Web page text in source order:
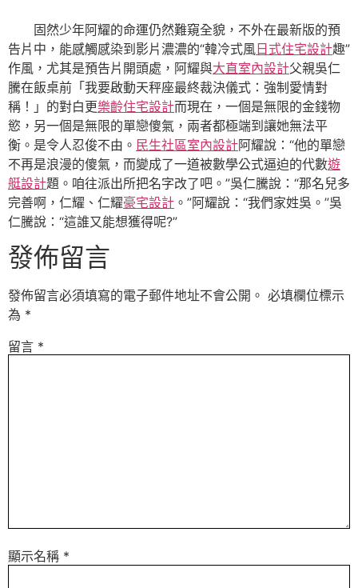
固然少年阿耀的命運仍然難窺全貌，不外在最新版的預
告片中，能感觸感染到影片濃濃的“韓冷式風日式住宅設計趣”
作風，尤其是預告片開頭處，阿耀與大直室內設計父親吳仁
騰在飯桌前「我要啟動天秤座最終裁決儀式：強制愛情對
稱！」的對白更樂齡住宅設計而現在，一個是無限的金錢物
慾，另一個是無限的單戀傻氣，兩者都極端到讓她無法平
衡。是令人忍俊不由。 民生社區室內設計阿耀說：“他的單戀
不再是浪漫的傻氣，而變成了一道被數學公式逼迫的代數遊
艇設計題。咱往派出所把名字改了吧。”吳仁騰說：“那名兒多
完善啊，仁耀、仁耀豪宅設計 。”阿耀說：“我們家姓吳。”吳
仁騰說：“這誰又能想獲得呢?”
發佈留言
發佈留言必須填寫的電子郵件地址不會公開。 必填欄位標示
為 *
留言 *
顯示名稱 *